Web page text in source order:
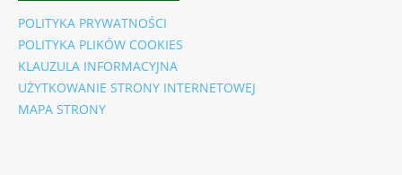
POLITYKA PRYWATNOŚCI
POLITYKA PLIKÓW COOKIES
KLAUZULA INFORMACYJNA
UŻYTKOWANIE STRONY INTERNETOWEJ
MAPA STRONY